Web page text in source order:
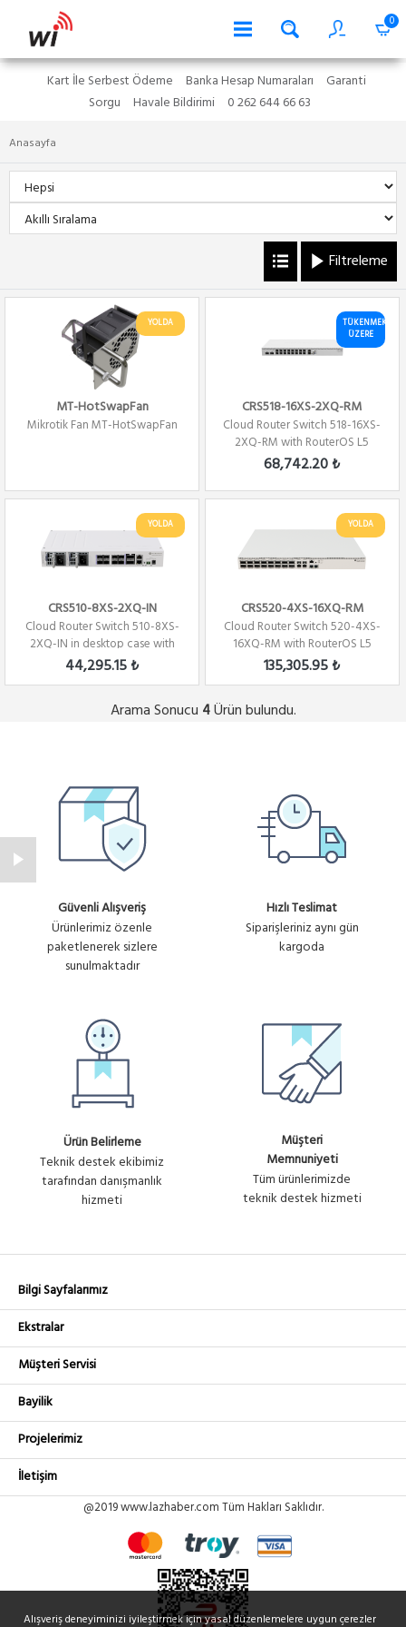
0
Kart İle Serbest Ödeme Banka Hesap Numaraları
Garanti
Sorgu
Havale Bildirimi 0 262 644 66 63
Anasayfa
Filtreleme
YOLDA
MT-HotSwapFan
Mikrotik Fan MT-HotSwapFan
TÜKENMEK
ÜZERE
CRS518-16XS-2XQ-RM
Cloud Router Switch 518-16XS-
2XQ-RM with RouterOS L5
license, rack...
68,742.20 ₺
YOLDA
CRS510-8XS-2XQ-IN
Cloud Router Switch 510-8XS-
2XQ-IN in desktop case with
RouterOS L...
44,295.15 ₺
YOLDA
CRS520-4XS-16XQ-RM
Cloud Router Switch 520-4XS-
16XQ-RM with RouterOS L5
license, rac...
135,305.95 ₺
Arama Sonucu 4Ürün bulundu.
Güvenli Alışveriş
Ürünlerimiz özenle
paketlenerek sizlere
sunulmaktadır
Hızlı Teslimat
Siparişleriniz aynı gün
kargoda
Ürün Belirleme
Teknik destek ekibimiz
tarafından danışmanlık
hizmeti
Müşteri
Memnuniyeti
Tüm ürünlerimizde
teknik destek hizmeti
Bilgi Sayfalarımız
Ekstralar
Müşteri Servisi
Bayilik
Projelerimiz
İletişim
@2019 www.lazhaber.com Tüm Hakları Saklıdır.
Alışveriş deneyiminizi iyileştirmek için yasal düzenlemelere uygun çerezler